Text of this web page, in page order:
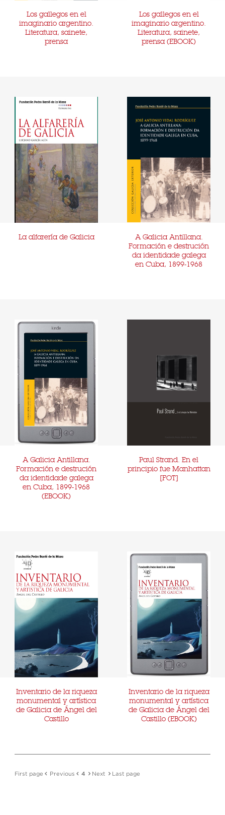
Los gallegos en el
imaginario argentino.
Literatura, sainete,
prensa
Los gallegos en el
imaginario argentino.
Literatura, sainete,
prensa (EBOOK)
La alfarería de Galicia
A Galicia Antillana.
Formación e destrución
da identidade galega
en Cuba, 1899-1968
A Galicia Antillana.
Formación e destrución
da identidade galega
en Cuba, 1899-1968
(EBOOK)
Paul Strand. En el
principio fue Manhattan
[FOT]
Inventario de la riqueza
monumental y artística
de Galicia de Ángel del
Castillo
Inventario de la riqueza
monumental y artística
de Galicia de Ángel del
Castillo (EBOOK)
First page Previous 4 Next Last page